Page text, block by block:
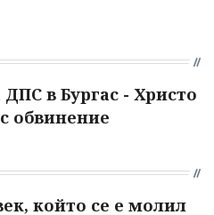
в Бургас - Христо
обвинение
който се е молил